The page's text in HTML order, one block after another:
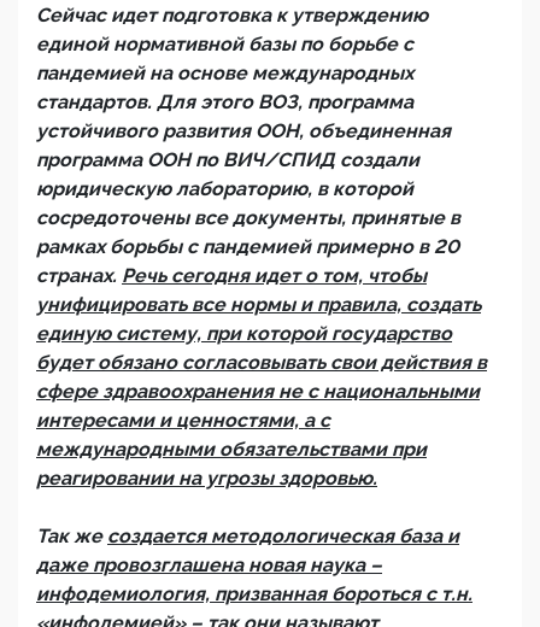
Сейчас идет подготовка к утверждению
единой нормативной базы по борьбе с
пандемией на основе международных
стандартов. Для этого ВОЗ, программа
устойчивого развития ООН, объединенная
программа ООН по ВИЧ/СПИД создали
юридическую лабораторию, в которой
сосредоточены все документы, принятые в
рамках борьбы с пандемией примерно в 20
странах. Речь сегодня идет о том, чтобы
унифицировать все нормы и правила, создать
единую систему, при которой государство
будет обязано согласовывать свои действия в
сфере здравоохранения не с национальными
интересами и ценностями, а с
международными обязательствами при
реагировании на угрозы здоровью.
Так же создается методологическая база и
даже провозглашена новая наука –
инфодемиология, призванная бороться с т.н.